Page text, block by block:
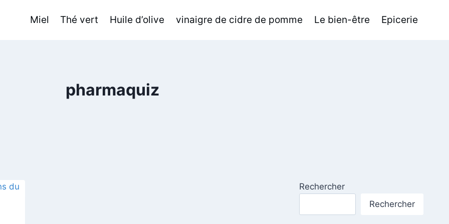
Miel Thé vert Huile d’olive vinaigre de cidre de pomme Le bien-être Epicerie
pharmaquiz
Rechercher
Rechercher